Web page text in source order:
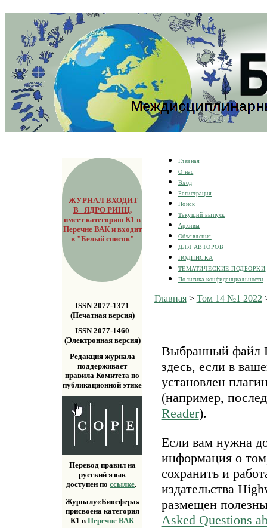
ЖУРНАЛ ВХОДИТ
В ЯДРО РИНЦ,
имеет категорию К1 в
Перечне ВАК и входит
в "Белый список"
ISSN 2077-1371
(Печатная версия)
ISSN 2077-1460
(Электронная версия)
Редакция журнала
поддерживает
правила Комитета по
публикационной этике
Перевод правил на
русский язык
доступен поссылке.
Журналу«Биосфера»
присвоена категория
К1 вПеречне ВАК
Главная
О нас
Вход
Регистрация
Поиск
Текущий выпуск
Архивы
Объявления
ДЛЯ АВТОРОВ
ПОДПИСКА
ТЕМАТИЧЕСКИЕ ПОДБОРКИ
Политика конфиденциальности
Главная> Том 14 №1 2022
Выбранный файл
здесь, если в
установлен
(например,
Reader).
Если вам нужна
информация о
сохранить и
издательства
размещен
Asked Questions